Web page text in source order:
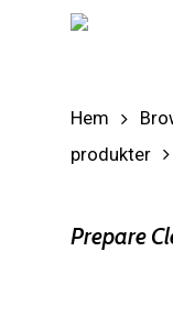
Hem
produkter
Prepare